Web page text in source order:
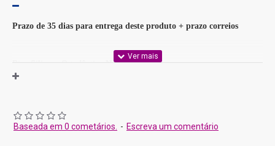
Prazo de 35 dias para entrega deste produto + prazo correios
Bico Silicone Ortodôntico Nuk
Baseada em 0 cometários. - Escreva um comentário